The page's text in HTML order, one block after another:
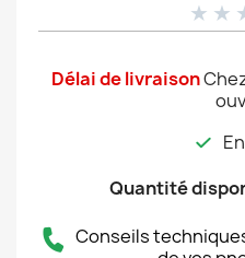
★ ★
Délai de livraison
Quantité
Conseils